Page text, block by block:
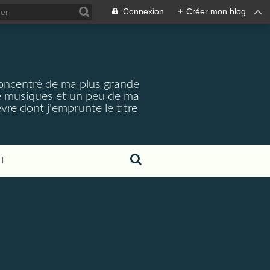
Connexion + Créer mon blog
de ma plus grande
musiques et un peu de ma
dont j'emprunte le titre